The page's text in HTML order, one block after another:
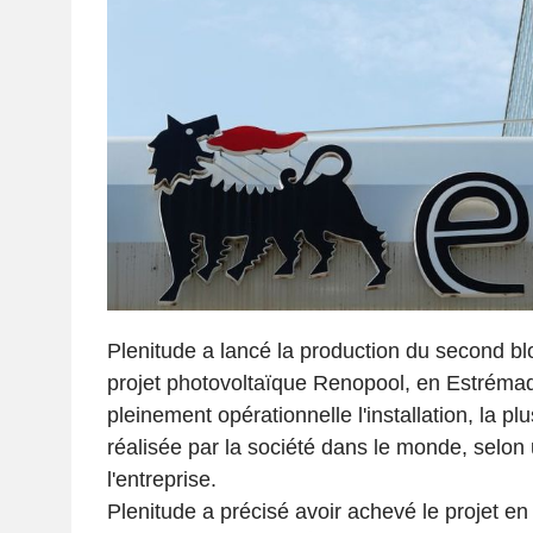
Plenitude a lancé la production du second
projet photovoltaïque Renopool, en
pleinement opérationnelle l'installation, la
réalisée par la société dans le monde, selon
l'entreprise.
Plenitude a précisé avoir achevé le projet